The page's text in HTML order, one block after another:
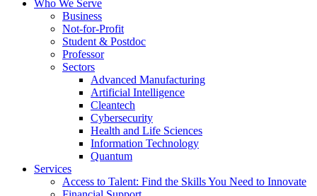
Who We Serve
Business
Not-for-Profit
Student & Postdoc
Professor
Sectors
Advanced Manufacturing
Artificial Intelligence
Cleantech
Cybersecurity
Health and Life Sciences
Information Technology
Quantum
Services
Access to Talent: Find the Skills You Need to Innovate